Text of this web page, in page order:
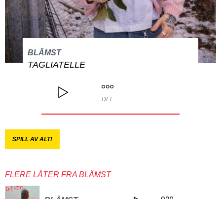
BLÄMST
TAGLIATELLE
DEL
SPILL AV ALT!
FLERE LÅTER FRA BLÄMST